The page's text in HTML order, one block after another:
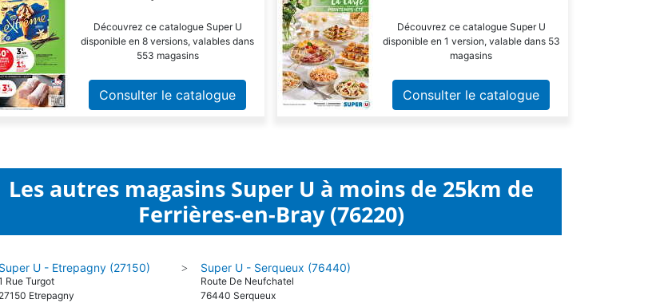
Découvrez ce catalogue Super U
disponible en 8 versions, valables dans
553 magasins
Consulter le catalogue
Découvrez ce catalogue Super U
disponible en 1 version, valable dans 53
magasins
Consulter le catalogue
Les autres magasins Super U à moins de 25km de
Ferrières-en-Bray (76220)
Super U - Etrepagny (27150)
Rue Turgot
27150 Etrepagny
> Super U - Serqueux (76440)
Route De Neufchatel
76440 Serqueux